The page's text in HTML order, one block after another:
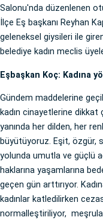
Salonu'nda düzenlenen
İlçe Eş başkanı Reyhan
geleneksel giysileri ile
belediye kadın meclis
Eşbaşkan Koç: Kadına
Gündem maddelerine
kadın cinayetlerine
yanında her dilden, her
büyütüyoruz. Eşit, özgür,
yolunda umutla ve güçlü
haklarına yaşamlarına
geçen gün arttırıyor.
kadınlar katledilirken
normalleştiriliyor,